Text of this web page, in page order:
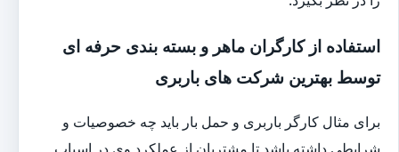
استفاده از کارگران ماهر و بسته بندی حرفه ای
توسط بهترین شرکت های باربری
برای مثال کارگر باربری و حمل بار باید چه خصوصیات و